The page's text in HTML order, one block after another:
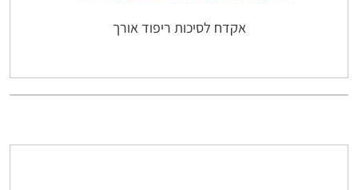
אקדח לסיכות ריפוד אורך